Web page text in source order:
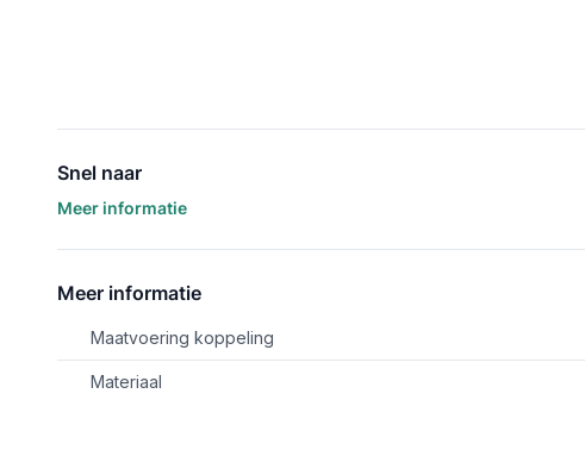
Snel naar
Meer informatie
Meer informatie
Maatvoering koppeling
Materiaal